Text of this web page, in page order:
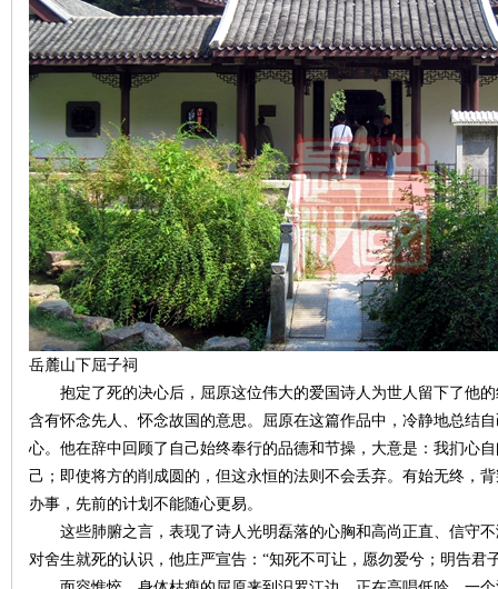
岳麓山下屈子祠
抱定了死的决心后，屈原这位伟大的爱国诗人为世人留下了他的
含有怀念先人、怀念故国的意思。屈原在这篇作品中，冷静地总结
心。他在辞中回顾了自己始终奉行的品德和节操，大意是：我扪心
己；即使将方的削成圆的，但这永恒的法则不会丢弃。有始无终，
办事，先前的计划不能随心更易。
这些肺腑之言，表现了诗人光明磊落的心胸和高尚正直、信守不
对舍生就死的认识，他庄严宣告：“知死不可让，愿勿爱兮；明告君